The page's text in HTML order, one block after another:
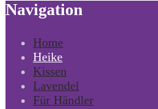
Navigation
Home
Heike
Kissen
Lavendel
Für Händler